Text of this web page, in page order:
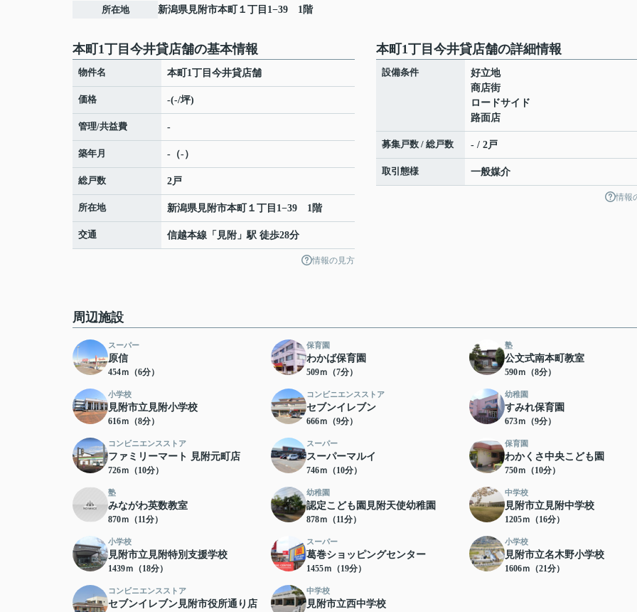
所在地 新潟県見附市本町 １丁目1−39 1階
本町1丁目今井貸店舗の基本情報
物件名 本町1丁目今井貸店舗
価格 -(-/坪)
管理/共益費 -
築年月 -（-）
総戸数 2戸
所在地 新潟県見附市本町 １丁目1−39 1階
交通 信越本線 「 見附 」駅 徒歩28分
情報の見方
本町1丁目今井貸店舗の詳細情報
設備条件
好立地
商店街
ロードサイド
路面店
募集戸数 / 総戸数 - / 2戸
取引態様 一般媒介
情報
周辺施設
スーパー
原信
454ｍ（6分）
保育園
わかば保育園
509ｍ（7分）
塾
公文式南本町教室
590ｍ（8分）
小学校
見附市立見附小学校
616ｍ（8分）
コンビニエンスストア
セブンイレブン
666ｍ（9分）
幼稚園
すみれ保育園
673ｍ（9分）
コンビニエンスストア
ファミリーマート 見附元町店
726ｍ（10分）
スーパー
スーパーマルイ
746ｍ（10分）
保育園
わかくさ中央こども園
750ｍ（10分）
塾
みながわ英数教室
870ｍ（11分）
幼稚園
認定こども園見附天使幼稚園
878ｍ（11分）
中学校
見附市立見附中学校
1205ｍ（16分）
小学校
見附市立見附特別支援学校
1439ｍ（18分）
スーパー
葛巻ショッピングセンター
1455ｍ（19分）
小学校
見附市立名木野小学校
1606ｍ（21分）
コンビニエンスストア
セブンイレブン見附市役所通り店
中学校
見附市立西中学校